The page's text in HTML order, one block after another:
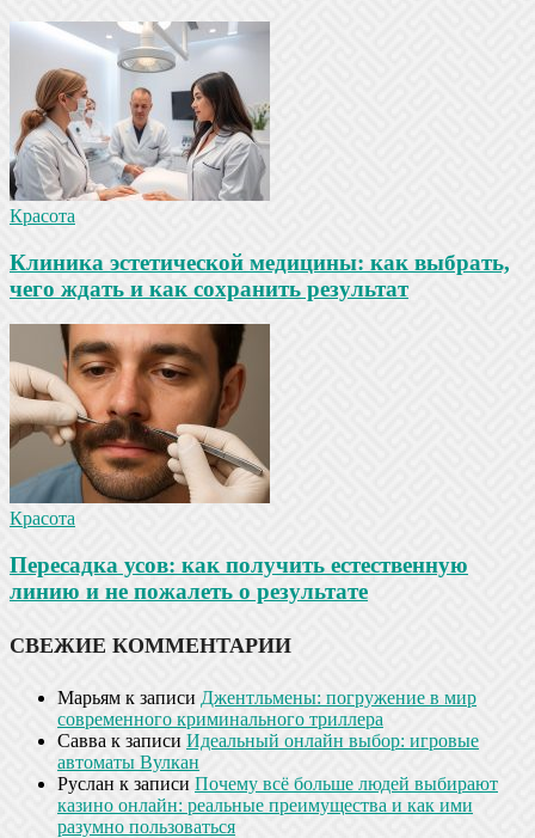
Красота
Клиника эстетической медицины: как выбрать,
чего ждать и как сохранить результат
Красота
Пересадка усов: как получить естественную
линию и не пожалеть о результате
СВЕЖИЕ КОММЕНТАРИИ
Марьям к записи Джентльмены: погружение в мир
современного криминального триллера
Савва к записи Идеальный онлайн выбор: игровые
автоматы Вулкан
Руслан к записи Почему всё больше людей выбирают
казино онлайн: реальные преимущества и как ими
разумно пользоваться